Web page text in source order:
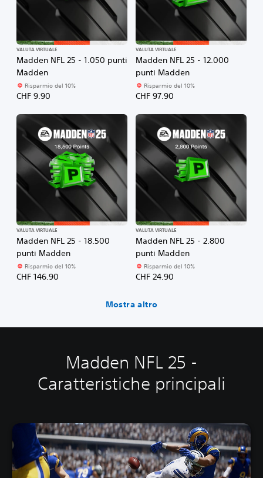
Madden NFL 25 - 1.050 punti
Madden
VALUTA VIRTUALE
Risparmio del 10%
CHF 9.90
Madden NFL 25 - 12.000
punti Madden
VALUTA VIRTUALE
Risparmio del 10%
CHF 97.90
Madden NFL 25 - 18.500
punti Madden
VALUTA VIRTUALE
Risparmio del 10%
CHF 146.90
Madden NFL 25 - 2.800
punti Madden
VALUTA VIRTUALE
Risparmio del 10%
CHF 24.90
Mostra altro
Madden NFL 25 -
Caratteristiche principali